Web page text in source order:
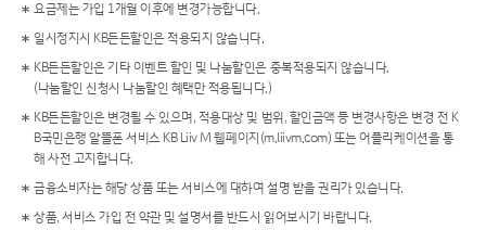
요금제는 가입 1개월 이후에 변경가능합니다.
일시정지시 KB든든할인은 적용되지 않습니다.
KB든든할인은 기타 이벤트 할인 및 나눔할인은 중복적용되지 않습니다.
(나눔할인 신청시 나눔할인 혜택만 적용됩니다.)
KB든든할인은 변경될 수 있으며, 적용대상 및 범위, 할인금액 등 변경사항은 변경 전 K
B국민은행 알뜰폰 서비스 KB Liiv M 웹페이지(m.liivm.com) 또는 어플리케이션을 통
해 사전 고지합니다.
금융소비자는 해당 상품 또는 서비스에 대하여 설명 받을 권리가 있습니다.
상품, 서비스 가입 전 약관 및 설명서를 반드시 읽어보시기 바랍니다.